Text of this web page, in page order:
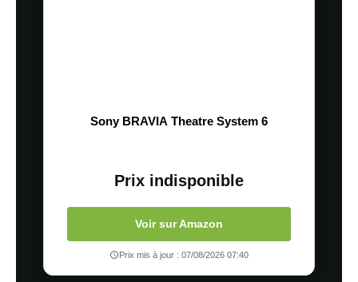
Sony BRAVIA Theatre System 6
Prix indisponible
Voir sur Amazon
Prix mis à jour : 07/08/2026 07:40